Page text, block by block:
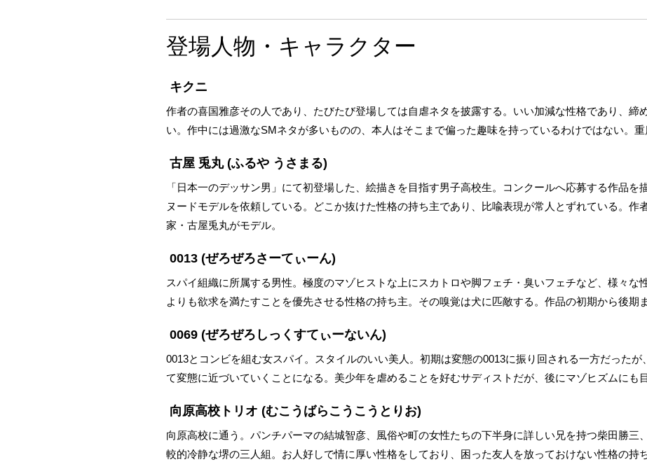
登場人物・キャラクター
キクニ
作者の喜国雅彦その人であり、たびたび登場しては自虐ネタを披露する。いい加減な性格であり、締
い。作中には過激なSMネタが多いものの、本人はそこまで偏った趣味を持っているわけではない。重
古屋 兎丸(ふるや うさまる)
「日本一のデッサン男」にて初登場した、絵描きを目指す男子高校生。コンクールへ応募する作品を
ヌードモデルを依頼している。どこか抜けた性格の持ち主であり、比喩表現が常人とずれている。作
家・古屋兎丸がモデル。
0013 (ぜろぜろさーてぃーん)
スパイ組織に所属する男性。極度のマゾヒストな上にスカトロや脚フェチ・臭いフェチなど、様々な
よりも欲求を満たすことを優先させる性格の持ち主。その嗅覚は犬に匹敵する。作品の初期から後期
0069 (ぜろぜろしっくすてぃーないん)
0013とコンビを組む女スパイ。スタイルのいい美人。初期は変態の0013に振り回される一方だったが
て変態に近づいていくことになる。美少年を虐めることを好むサディストだが、後にマゾヒズムにも
向原高校トリオ (むこうばらこうこうとりお)
向原高校に通う。パンチパーマの結城智彦、風俗や町の女性たちの下半身に詳しい兄を持つ柴田勝三
較的冷静な堺の三人組。お人好しで情に厚い性格をしており、困った友人を放っておけない性格の持